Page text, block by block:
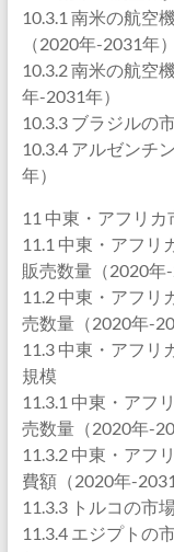
10.3.1 南米の航空
（2020年-2031年）
10.3.2 南米の航空
年-2031年）
10.3.3 ブラジルの
10.3.4 アルゼンチ
年）
11 中東・アフリカ
11.1 中東・アフリ
販売数量（2020年-
11.2 中東・アフリ
売数量（2020年-
11.3 中東・アフリ
規模
11.3.1 中東・アフ
売数量（2020年-
11.3.2 中東・アフ
費額（2020年-2031
11.3.3 トルコの市
11.3.4 エジプトの